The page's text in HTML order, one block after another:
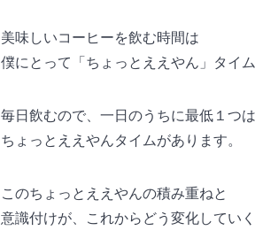
美味しいコーヒーを飲む時間は
僕にとって「ちょっとええやん」タイム
毎日飲むので、一日のうちに最低１つは
ちょっとええやんタイムがあります。
このちょっとええやんの積み重ねと
意識付けが、これからどう変化してい